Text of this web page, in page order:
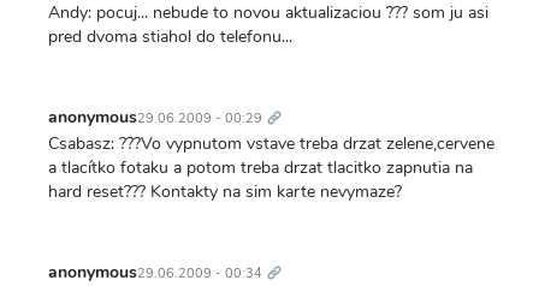
Andy: pocuj... nebude to novou aktualizaciou ??? som ju asi
pred dvoma stiahol do telefonu...
anonymous29.06.2009 - 00:29 odkaz
Csabasz: ???Vo vypnutom vstave treba drzat zelene,cervene
a tlacítko fotaku a potom treba drzat tlacitko zapnutia na
hard reset??? Kontakty na sim karte nevymaze?
anonymous29.06.2009 - 00:34 odkaz